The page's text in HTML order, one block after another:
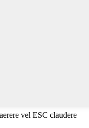
vel ESC claudere